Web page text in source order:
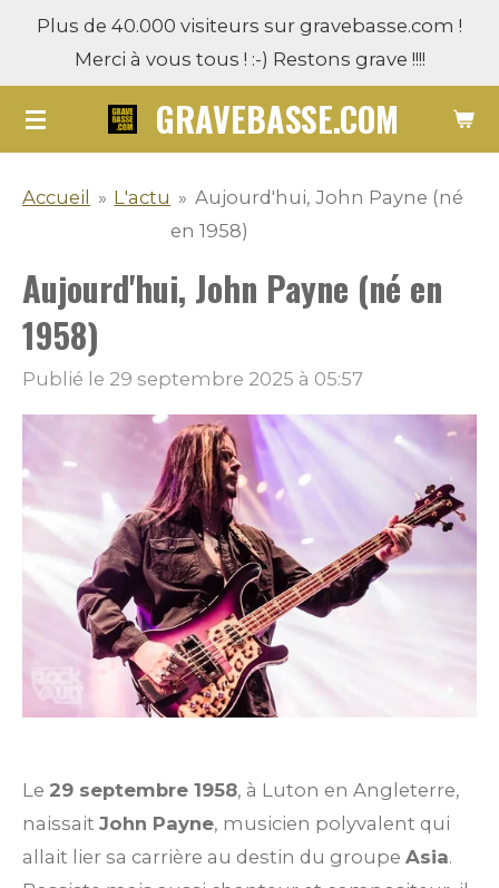
Passer
contenu
principal
GRAVEBASSE.COM
Plus de 40.000 visiteurs sur gravebasse.com !
Merci à vous tous ! :-) Restons grave !!!!
Accueil » L'actu » Aujourd'hui, John Payne (né
en 1958)
Aujourd'hui, John Payne (né en
1958)
Publié le 29 septembre 2025 à 05:57
Le 29 septembre 1958, à Luton en Angleterre,
naissait John Payne, musicien polyvalent qui
allait lier sa carrière au destin du groupe Asia.